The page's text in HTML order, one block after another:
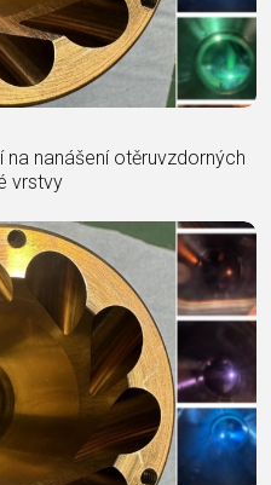
nanášení otěruvzdorných
vrstvy